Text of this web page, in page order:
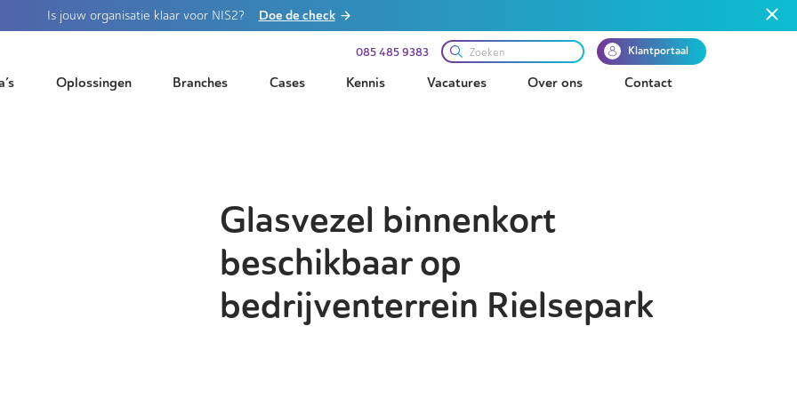
Is jouw organisatie klaar voor NIS2? Doe de check
085 485 9383 Klantportaal
Oplossingen Branches Cases Kennis Vacatures Over ons Contact
Glasvezel binnenkort
beschikbaar op
bedrijventerrein Rielsepark